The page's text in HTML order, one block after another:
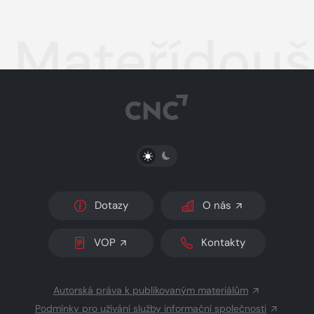
PŘEPNOUT SVĚTLÝ/TMAVÝ REŽIM
Dotazy O nás
VOP Kontakty
Autorská práva k publikovaným materiálům
Podmínky pro užívání služby informační společnosti